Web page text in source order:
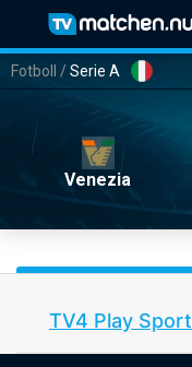
Fotboll /Serie A
Venezia
TV4 Play Sport